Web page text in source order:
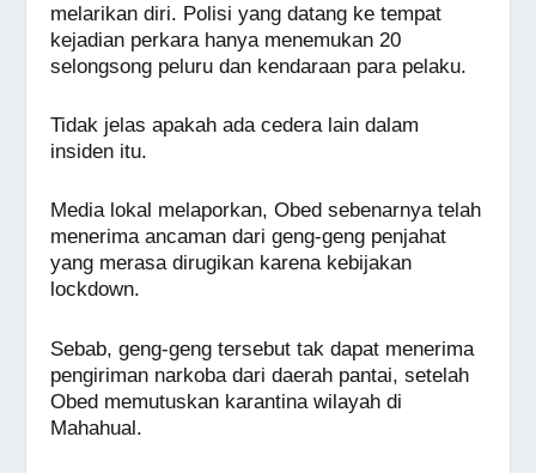
melarikan diri. Polisi yang datang ke tempat
kejadian perkara hanya menemukan 20
selongsong peluru dan kendaraan para pelaku.
Tidak jelas apakah ada cedera lain dalam
insiden itu.
Media lokal melaporkan, Obed sebenarnya telah
menerima ancaman dari geng-geng penjahat
yang merasa dirugikan karena kebijakan
lockdown.
Sebab, geng-geng tersebut tak dapat menerima
pengiriman narkoba dari daerah pantai, setelah
Obed memutuskan karantina wilayah di
Mahahual.